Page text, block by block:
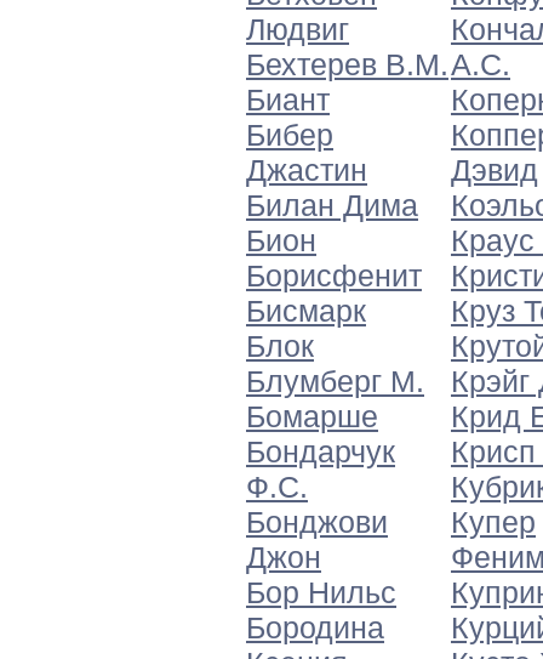
Людвиг
Бехтерев В.М.
Биант
Бибер
Джастин
Билан Дима
Бион
Борисфенит
Бисмарк
Блок
Блумберг М.
Бомарше
Бондарчук
Ф.С.
Бонджови
Джон
Бор Нильс
Бородина
А.С.
Дэвид
Краус
Круз
Крэйг
Крид
Купер